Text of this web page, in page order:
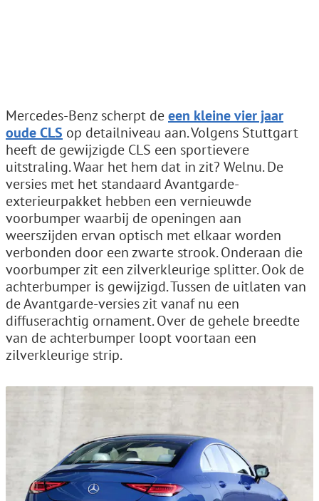
Mercedes-Benz scherpt deeen kleine vier jaar
oude CLS op detailniveau aan. Volgens Stuttgart
heeft de gewijzigde CLS een sportievere
uitstraling. Waar het hem dat in zit? Welnu. De
versies met het standaard Avantgarde-
exterieurpakket hebben een vernieuwde
voorbumper waarbij de openingen aan
weerszijden ervan optisch met elkaar worden
verbonden door een zwarte strook. Onderaan die
voorbumper zit een zilverkleurige splitter. Ook de
achterbumper is gewijzigd. Tussen de uitlaten van
de Avantgarde-versies zit vanaf nu een
diffuserachtig ornament. Over de gehele breedte
van de achterbumper loopt voortaan een
zilverkleurige strip.